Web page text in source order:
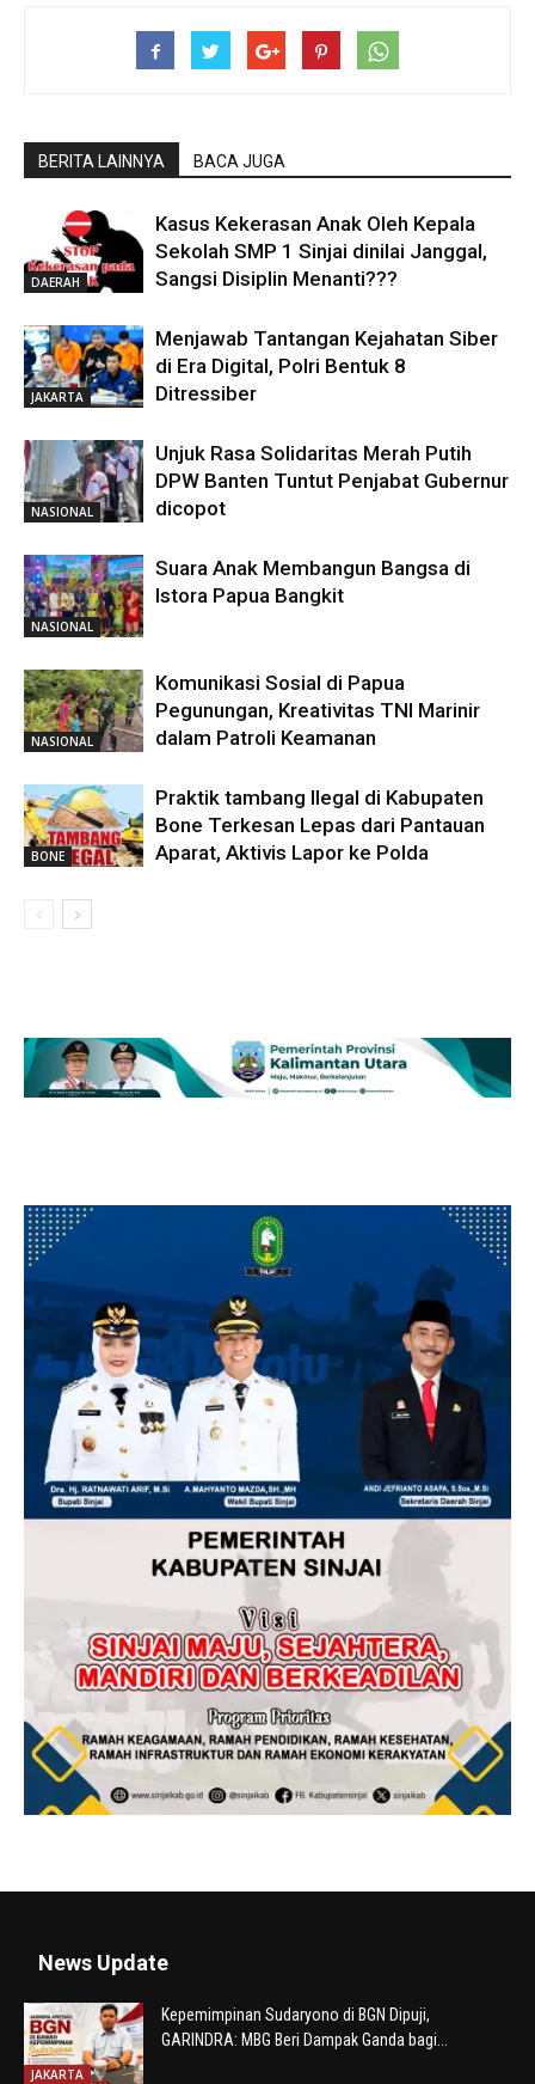
BERITA LAINNYA BACA JUGA
DAERAH
Kasus Kekerasan Anak Oleh Kepala
Sekolah SMP 1 Sinjai dinilai Janggal,
Sangsi Disiplin Menanti???
JAKARTA
Menjawab Tantangan Kejahatan Siber
di Era Digital, Polri Bentuk 8
Ditressiber
NASIONAL
Unjuk Rasa Solidaritas Merah Putih
DPW Banten Tuntut Penjabat Gubernur
dicopot
NASIONAL
Suara Anak Membangun Bangsa di
Istora Papua Bangkit
NASIONAL
Komunikasi Sosial di Papua
Pegunungan, Kreativitas TNI Marinir
dalam Patroli Keamanan
BONE
Praktik tambang Ilegal di Kabupaten
Bone Terkesan Lepas dari Pantauan
Aparat, Aktivis Lapor ke Polda
News Update
JAKARTA
Kepemimpinan Sudaryono di BGN Dipuji,
GARINDRA: MBG Beri Dampak Ganda bagi...